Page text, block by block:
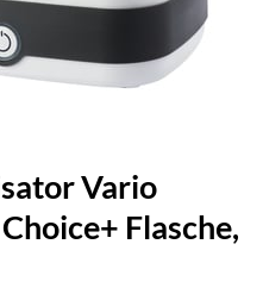
Vario
Flasche,